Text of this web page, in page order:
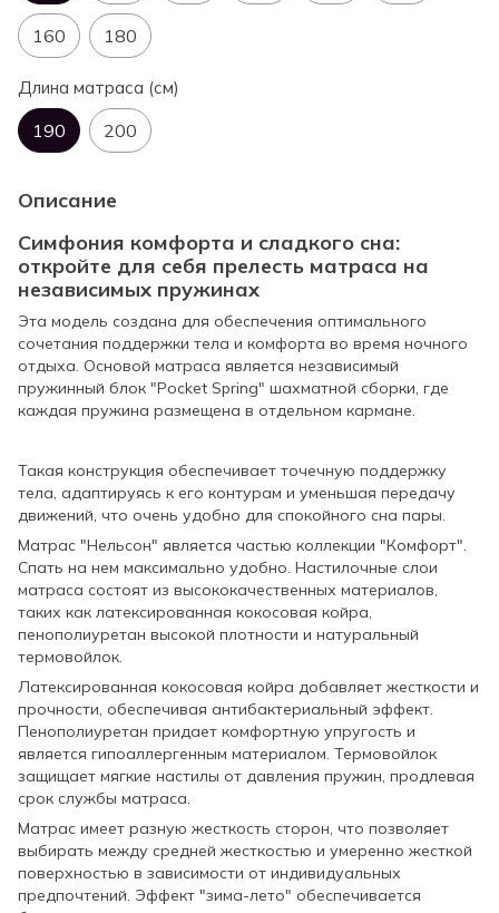
160 180
Длина матраса (см)
190 200
Описание
Симфония комфорта и сладкого сна:
откройте для себя прелесть матраса на
независимых пружинах
Эта модель создана для обеспечения оптимального
сочетания поддержки тела и комфорта во время ночного
отдыха. Основой матраса является независимый
пружинный блок "Pocket Spring" шахматной сборки, где
каждая пружина размещена в отдельном кармане.
Такая конструкция обеспечивает точечную поддержку
тела, адаптируясь к его контурам и уменьшая передачу
движений, что очень удобно для спокойного сна пары.
Матрас "Нельсон" является частью коллекции "Комфорт".
Спать на нем максимально удобно. Настилочные слои
матраса состоят из высококачественных материалов,
таких как латексированная кокосовая койра,
пенополиуретан высокой плотности и натуральный
термовойлок.
Латексированная кокосовая койра добавляет жесткости и
прочности, обеспечивая антибактериальный эффект.
Пенополиуретан придает комфортную упругость и
является гипоаллергенным материалом. Термовойлок
защищает мягкие настилы от давления пружин, продлевая
срок службы матраса.
Матрас имеет разную жесткость сторон, что позволяет
выбирать между средней жесткостью и умеренно жесткой
поверхностью в зависимости от индивидуальных
предпочтений. Эффект "зима-лето" обеспечивается